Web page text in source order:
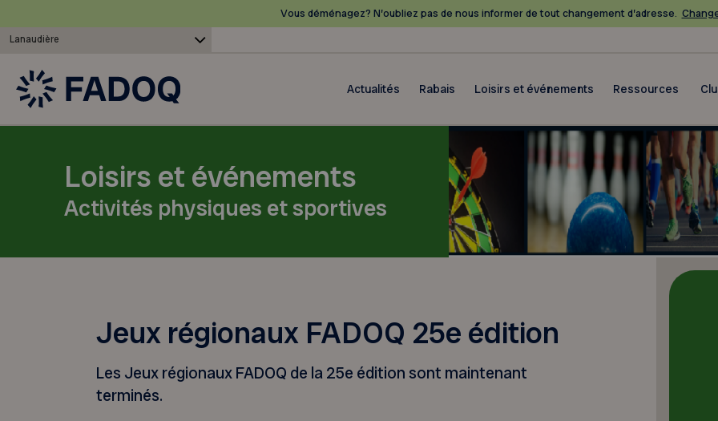
Vous déménagez? N’oubliez pas de nous informer de tout changement d’adresse.
Lanaudière
Actualités Rabais Loisirs et événements Ressources
Loisirs et événements
Activités physiques et sportives
Jeux régionaux FADOQ 25e édition
Les Jeux régionaux FADOQ de la 25e édition sont maintenant
terminés.